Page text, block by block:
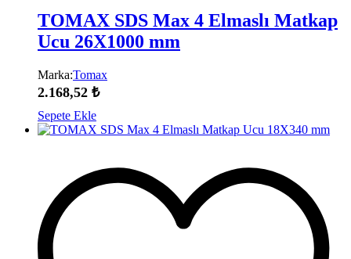
TOMAX SDS Max 4 Elmaslı Matkap
Ucu 26X1000 mm
Marka:Tomax
2.168,52 ₺
Sepete Ekle